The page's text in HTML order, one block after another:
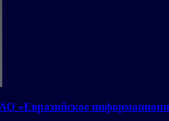
«Евразийское